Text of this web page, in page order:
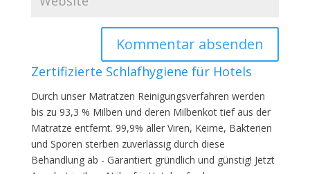
Zertifizierte Schlafhygiene für Hotels
Durch unser Matratzen Reinigungsverfahren werden
bis zu 93,3 % Milben und deren Milbenkot tief aus der
Matratze entfernt. 99,9% aller Viren, Keime, Bakterien
und Sporen sterben zuverlässig durch diese
Behandlung ab - Garantiert gründlich und günstig! Jetzt